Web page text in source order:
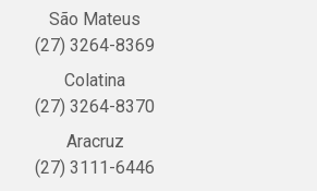
São Mateus
(27) 3264-8369
Colatina
(27) 3264-8370
Aracruz
(27) 3111-6446